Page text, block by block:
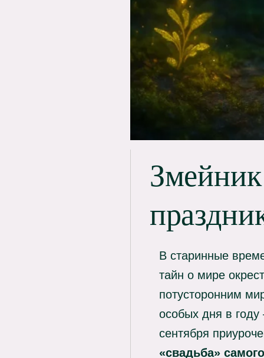
В старинные
тайн о мире
потусторонним
особых дня в
сентября
«свадьба» самого